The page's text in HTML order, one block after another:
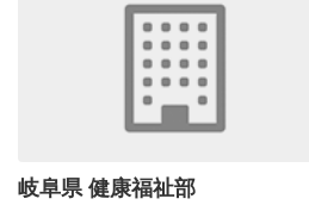
岐阜県 健康福祉部